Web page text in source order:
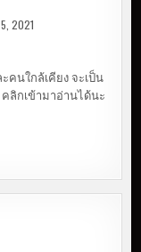
2021
นมัญจาฯ กดติดตามไว้ดู
คนใกล้เคียง จะเป็น
ลิกเข้ามาอ่านได้นะ
ฯ กดติดตามไว้ดูกัน